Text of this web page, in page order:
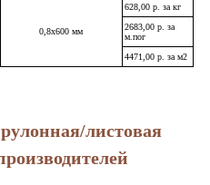
0,8х600 мм
628,00 р. за кг
2683,00 р. за
м.пог
4471,00 р. за м2
листовая